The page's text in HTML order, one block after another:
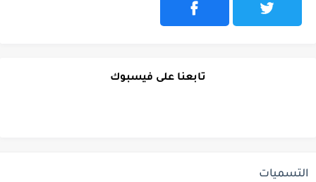
تابعنا على فيسبوك
التسميات